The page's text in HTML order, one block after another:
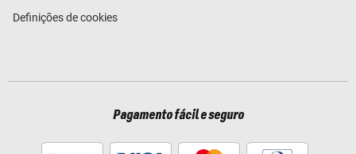
Definições de cookies
Pagamento fácil e seguro